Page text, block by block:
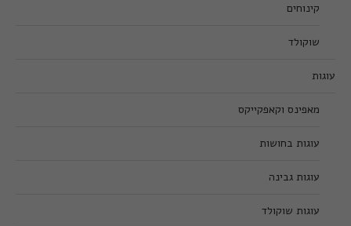
קינוחים
שוקולד
עוגות
מאפינס וקאפקייקס
עוגות בחושות
עוגות גבינה
עוגות שוקולד